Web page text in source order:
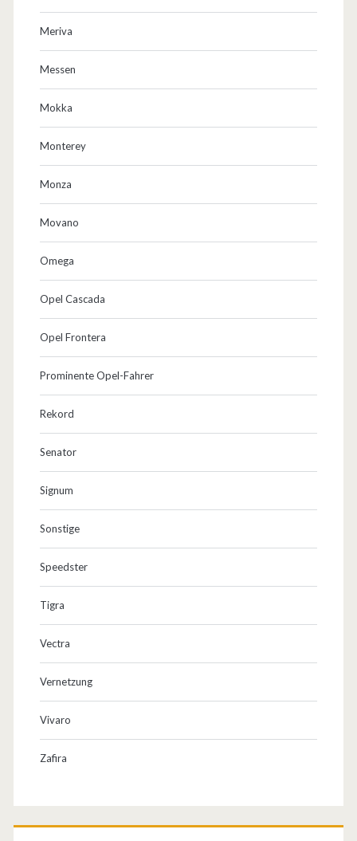
Meriva
Messen
Mokka
Monterey
Monza
Movano
Omega
Opel Cascada
Opel Frontera
Prominente Opel-Fahrer
Rekord
Senator
Signum
Sonstige
Speedster
Tigra
Vectra
Vernetzung
Vivaro
Zafira